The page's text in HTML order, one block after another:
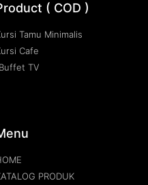
( COD )
Tamu Minimalis
Cafe
Buffet TV
PRODUK